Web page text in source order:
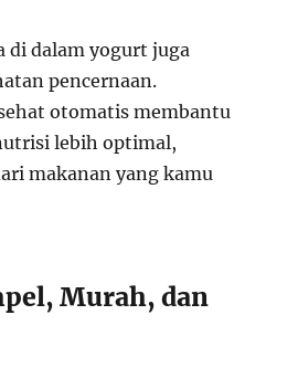
di dalam yogurt juga
pencernaan.
otomatis membantu
lebih optimal,
makanan yang kamu
Murah, dan